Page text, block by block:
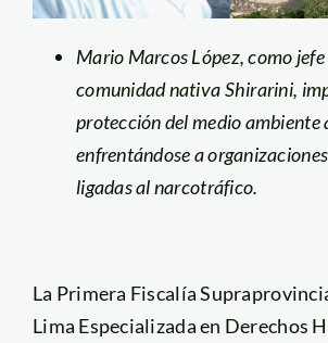
Mario Marcos López, como jefe
comunidad nativa Shirarini,
protección del medio ambiente
enfrentándose a
ligadas al narcotráfico.
La Primera Fiscalía
Lima Especializada en Derechos